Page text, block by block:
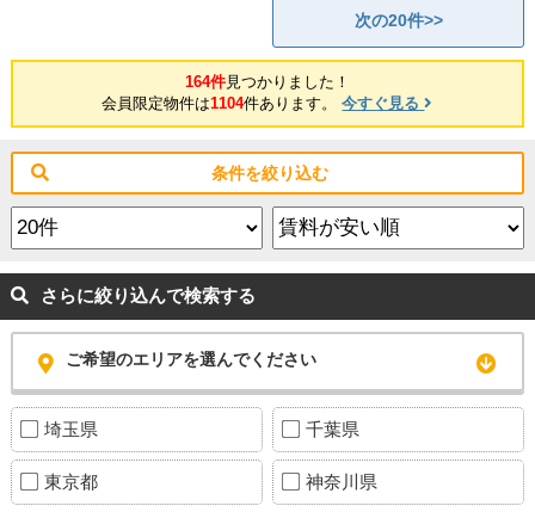
次の20件>>
164件見つかりました！
会員限定物件は1104件あります。今すぐ見る
条件を絞り込む
さらに絞り込んで検索する
ご希望のエリアを選んでください
埼玉県 千葉県
東京都 神奈川県